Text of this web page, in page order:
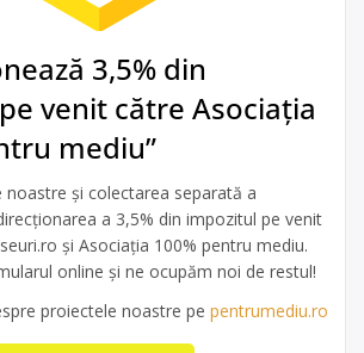
3,5% din
venit către Asociația
mediu”
noastre și colectarea separată a
a 3,5% din impozitul pe venit
și Asociația 100% pentru mediu.
online și ne ocupăm noi de restul!
proiectele noastre pe pentrumediu.ro